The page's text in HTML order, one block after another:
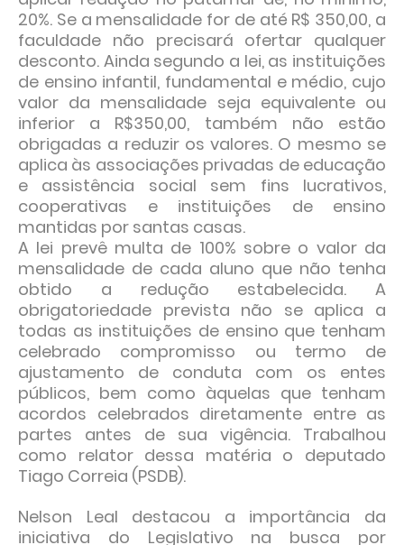
20%. Se a mensalidade for de até R$ 350,00, a
faculdade não precisará ofertar qualquer
desconto. Ainda segundo a lei, as instituições
de ensino infantil, fundamental e médio, cujo
valor da mensalidade seja equivalente ou
inferior a R$350,00, também não estão
obrigadas a reduzir os valores. O mesmo se
aplica às associações privadas de educação
e assistência social sem fins lucrativos,
cooperativas e instituições de ensino
mantidas por santas casas.
A lei prevê multa de 100% sobre o valor da
mensalidade de cada aluno que não tenha
obtido a redução estabelecida. A
obrigatoriedade prevista não se aplica a
todas as instituições de ensino que tenham
celebrado compromisso ou termo de
ajustamento de conduta com os entes
públicos, bem como àquelas que tenham
acordos celebrados diretamente entre as
partes antes de sua vigência. Trabalhou
como relator dessa matéria o deputado
Tiago Correia (PSDB).
Nelson Leal destacou a importância da
iniciativa do Legislativo na busca por